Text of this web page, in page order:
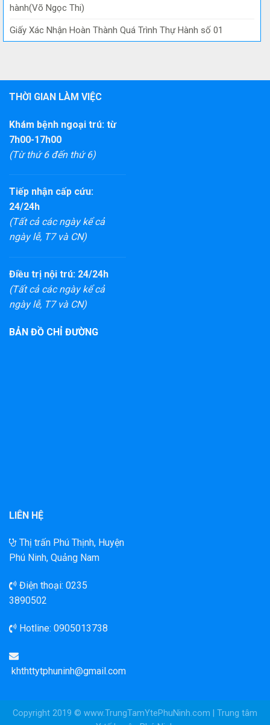
hành(Võ Ngọc Thi)
Giấy Xác Nhận Hoàn Thành Quá Trình Thự Hành số 01
THỜI GIAN LÀM VIỆC
Khám bệnh ngoại trú: từ
7h00-17h00
(Từ thứ 6 đến thứ 6)
Tiếp nhận cấp cứu:
24/24h
(Tất cả các ngày kể cả
ngày lễ, T7 và CN)
Điều trị nội trú: 24/24h
(Tất cả các ngày kể cả
ngày lễ, T7 và CN)
BẢN ĐỒ CHỈ ĐƯỜNG
LIÊN HỆ
Thị trấn Phú Thịnh, Huyện
Phú Ninh, Quảng Nam
Điện thoại: 0235
3890502
Hotline: 0905013738
khthttytphuninh@gmail.com
Copyright 2019 © www.TrungTamYtePhuNinh.com | Trung tâm